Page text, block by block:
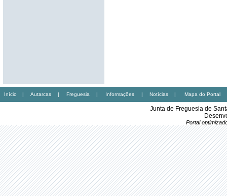
Início | Autarcas | Freguesia | Informações | Notícias | Mapa do Portal
Junta de Freguesia de
Portal